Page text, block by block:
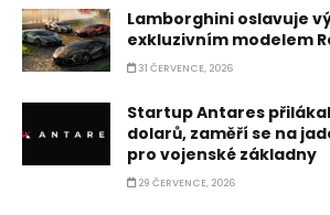
Lamborghini oslavuje
exkluzivním modelem
31 ČERVENCE, 2026
Startup Antares
dolarů, zaměří se na
pro vojenské základny
29 ČERVENCE, 2026